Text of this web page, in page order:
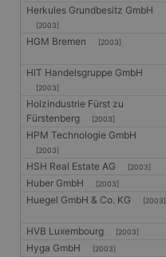
Herkules Grundbesitz GmbH
[2003]
HGM Bremen [2003]
HIT Handelsgruppe GmbH
[2003]
Holzindustrie Fürst zu
Fürstenberg
[2003]
HPM Technologie GmbH
[2003]
HSH Real Estate AG [2003]
Huber GmbH [2003]
Huegel GmbH & Co. KG [2003]
HVB Luxembourg [2003]
Hyga GmbH [2003]